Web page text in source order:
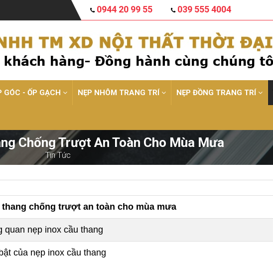
0944 20 99 55 039 555 4004
GÓC - ỐP GẠCH NẸP NHÔM TRANG TRÍ NẸP ĐỒNG TRANG TRÍ
Chống Trượt An Toàn Cho Mùa Mưa
Tin Tức
thang chống trượt an toàn cho mùa mưa
quan nẹp inox cầu thang
của nẹp inox cầu thang